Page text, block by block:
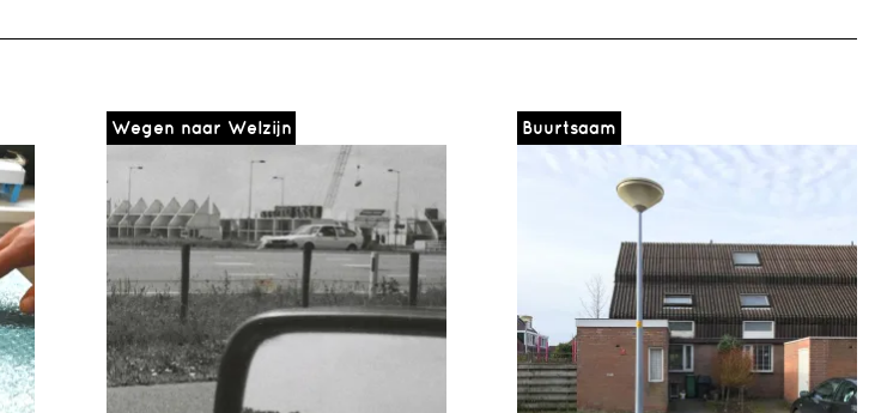
Wegen naar Welzijn Buurtsaam